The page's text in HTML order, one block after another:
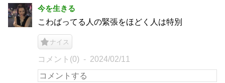
今を生きる
こわばってる人の緊張をほどく人は特別
ナイス
コメント(0) 2024/02/11